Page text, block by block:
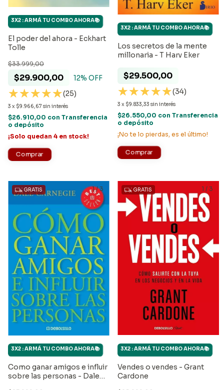
El poder del ahora - Eckhart
Tolle
$29.900,00
$33.999,00
12% OFF
(25)
3 x $9.966,67 sin interés
3X2 : ARMÁ TU COMBO AHORA📚
$26.910,00 con Transferencia
o depósito
¡Solo quedan 4 en stock!
Los secretos de la mente
millonaria - T Harv Eker
$29.500,00
(34)
3 x $9.833,33 sin interés
3X2 : ARMÁ TU COMBO AHORA📚
$26.550,00 con Transferencia
o depósito
¡No te lo pierdas, es el último!
1/3
GRATIS
Como ganar amigos e influir
sobre las personas - Dale
3X2 : ARMÁ TU COMBO AHORA📚
1 / 3
GRATIS
Vendes o vendes - Grant
Cardone
3X2 : ARMÁ TU COMBO AHORA📚